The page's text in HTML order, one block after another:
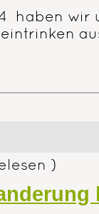
haben
)